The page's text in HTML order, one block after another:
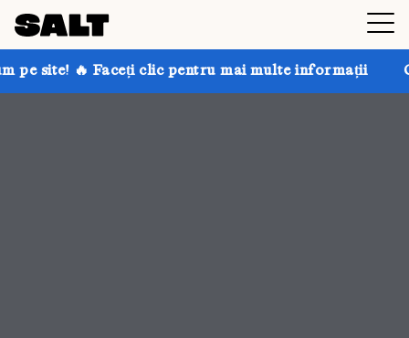
clic pentru mai multe informații Obțineți până la